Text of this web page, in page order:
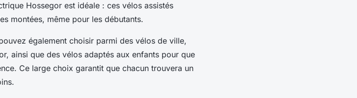
Hossegor est idéale : ces vélos assistés
montées, même pour les débutants.
également choisir parmi des vélos de ville,
ainsi que des vélos adaptés aux enfants pour que
Ce large choix garantit que chacun trouvera un